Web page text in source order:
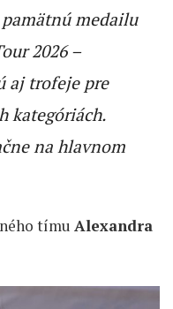
medailu
2026 –
aj trofeje pre
kategóriách.
na hlavnom
tímu Alexandra